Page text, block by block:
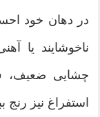
در دهان خود
ناخوشایند یا
چشایی ضعیف،
استفراغ نیز رنج